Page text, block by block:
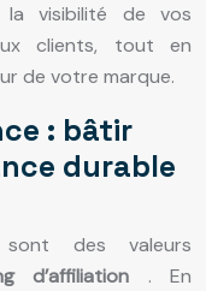
la visibilité de vos
clients, tout en
de votre marque.
: bâtir
durable
des valeurs
d’affiliation . En